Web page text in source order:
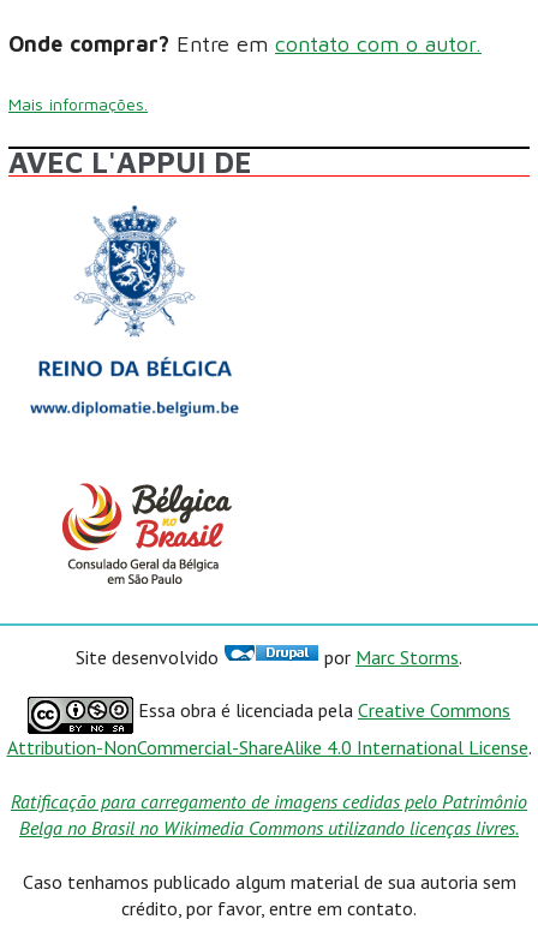
Onde comprar? Entre em contato com o autor.
Mais informações.
AVEC L'APPUI DE
Site desenvolvido por Marc Storms.
Essa obra é licenciada pela Creative Commons
Attribution-NonCommercial-ShareAlike 4.0 International License.
Ratificação para carregamento de imagens cedidas pelo Patrimônio
Belga no Brasil no Wikimedia Commons utilizando licenças livres.
Caso tenhamos publicado algum material de sua autoria sem
crédito, por favor, entre em contato.